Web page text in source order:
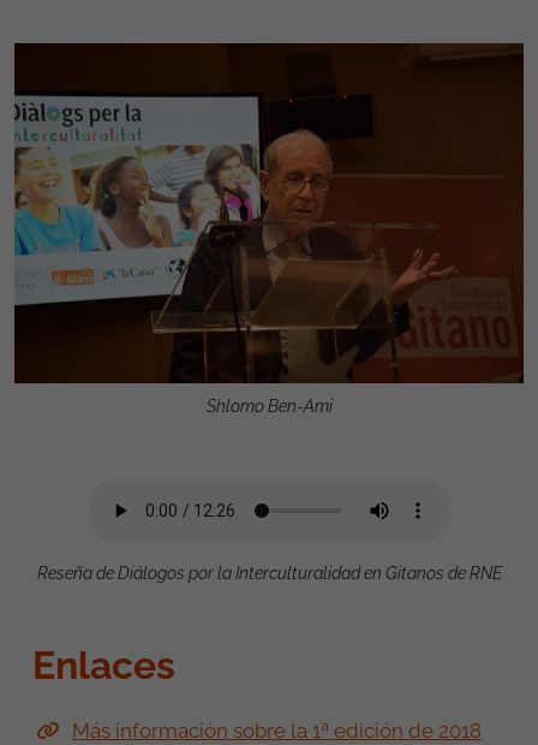
Shlomo Ben-Ami
Reseña de Diálogos por la Interculturalidad en Gitanos de RNE
Enlaces
Más información sobre la 1ª edición de 2018